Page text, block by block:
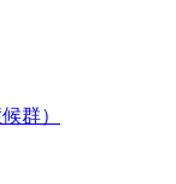
群）